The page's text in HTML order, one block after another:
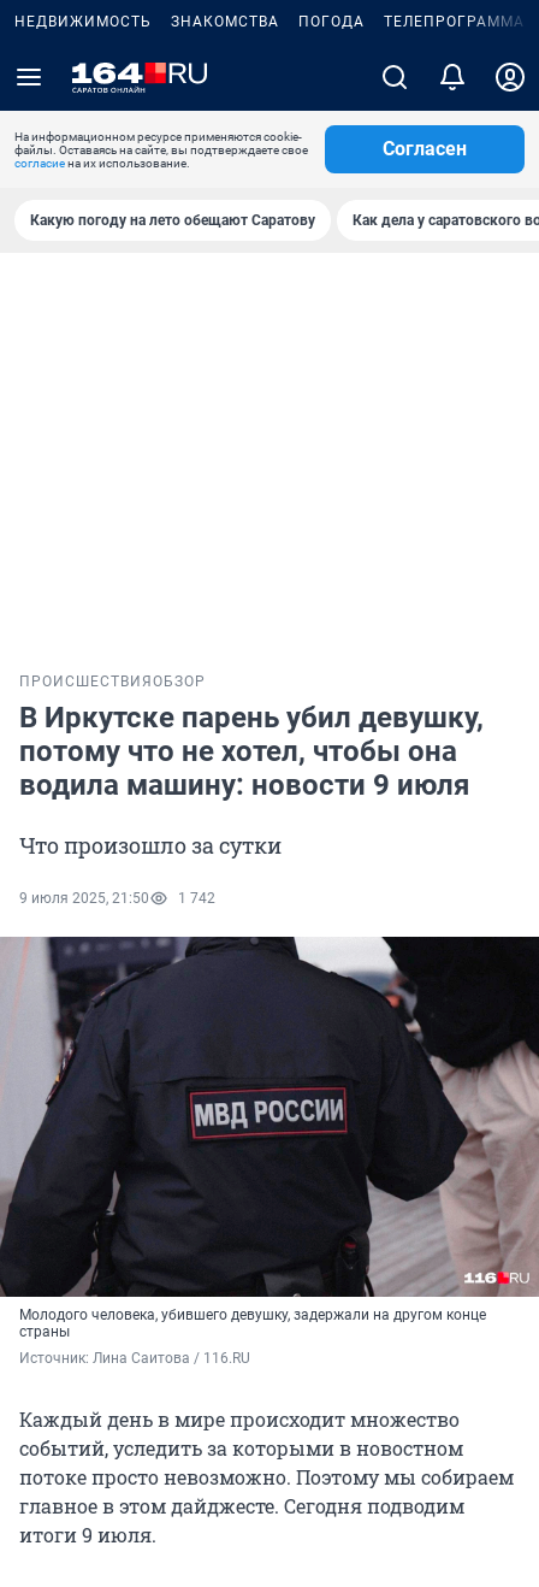
НЕДВИЖИМОСТЬ ЗНАКОМСТВА ПОГОДА ТЕЛЕПРОГРАММА
На информационном ресурсе применяются cookie-
файлы. Оставаясь на сайте, вы подтверждаете свое
согласиена их использование.
Согласен
Какую погоду на лето обещают Саратову Как дела у саратовского
ПРОИСШЕСТВИЯ ОБЗОР
В Иркутске парень убил девушку,
потому что не хотел, чтобы она
водила машину: новости 9 июля
Что произошло за сутки
9 июля 2025, 21:50 1 742
Молодого человека, убившего девушку, задержали на другом конце
страны
Источник: Лина Саитова / 116.RU
Каждый день в мире происходит множество
событий, уследить за которыми в новостном
потоке просто невозможно. Поэтому мы собираем
главное в этом дайджесте. Сегодня подводим
итоги 9 июля.